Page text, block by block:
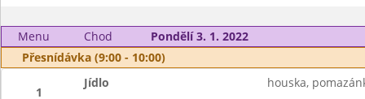
Menu Chod
Pondělí 3. 1. 2022
Přesnídávka (9:00 - 10:00)
1
Jídlo houska,